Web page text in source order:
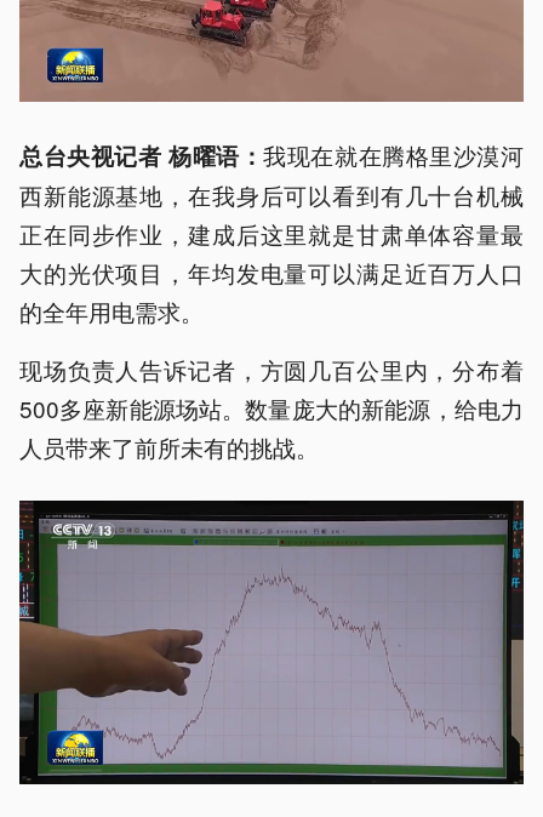
总台央视记者 杨曜语：我现在就在腾格里沙漠河
西新能源基地，在我身后可以看到有几十台机械
正在同步作业，建成后这里就是甘肃单体容量最
大的光伏项目，年均发电量可以满足近百万人口
的全年用电需求。
现场负责人告诉记者，方圆几百公里内，分布着
500多座新能源场站。数量庞大的新能源，给电力
人员带来了前所未有的挑战。